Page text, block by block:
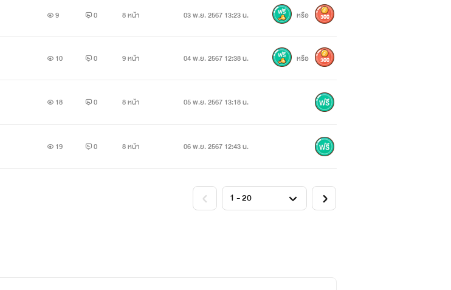
9 0 8 หน้า 03 พ.ย. 2567 13:23 น. หรือ 300
10 0 9 หน้า 04 พ.ย. 2567 12:38 น. หรือ 300
18 0 8 หน้า 05 พ.ย. 2567 13:18 น.
19 0 8 หน้า 06 พ.ย. 2567 12:43 น.